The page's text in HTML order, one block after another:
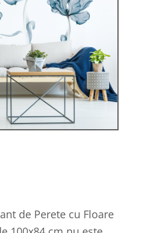
de Perete cu Floare